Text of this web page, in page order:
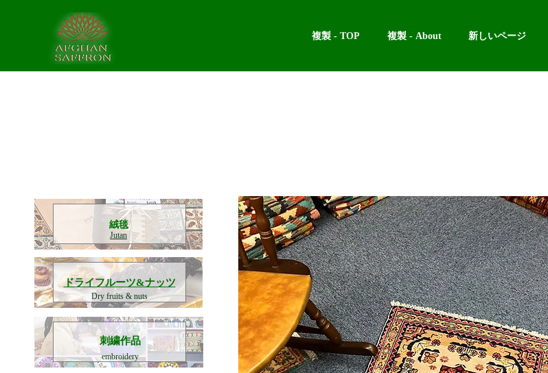
複製 - TOP 複製 - About 新しいページ
​絨毯
Jutan
​ドライフルーツ&ナッツ
Dry fruits & nuts
刺繍作品
embroidery